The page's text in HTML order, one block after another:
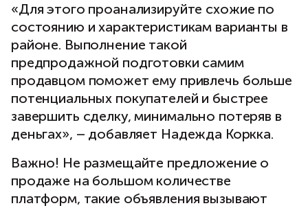
«Для этого проанализируйте схожие по
состоянию и характеристикам варианты в
районе. Выполнение такой
предпродажной подготовки самим
продавцом поможет ему привлечь больше
потенциальных покупателей и быстрее
завершить сделку, минимально потеряв в
деньгах», – добавляет Надежда Коркка.
Важно! Не размещайте предложение о
продаже на большом количестве
платформ, такие объявления вызывают